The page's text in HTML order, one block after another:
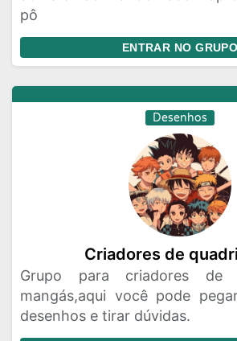
pô
ENTRAR NO GRUPO
Desenhos
Criadores de
Grupo para criadores de
mangás,aqui você pode
desenhos e tirar dúvidas.